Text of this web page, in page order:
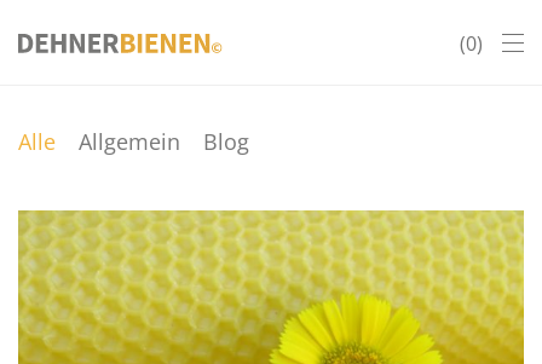
0
Alle Allgemein Blog